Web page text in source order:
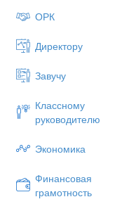
ОРК
Директору
Завучу
Классному
руководителю
Экономика
Финансовая
грамотность